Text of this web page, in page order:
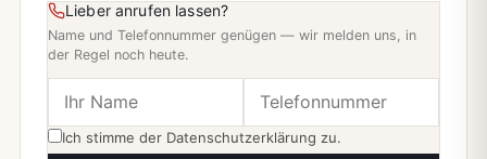
Lieber anrufen lassen?
Name und Telefonnummer genügen — wir melden uns, in
der Regel noch heute.
Ich stimme der Datenschutzerklärung zu.